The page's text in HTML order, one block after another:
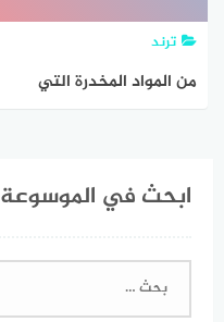
ترند
من المواد المخدرة التي
ابحث في الموسوعة
البحث